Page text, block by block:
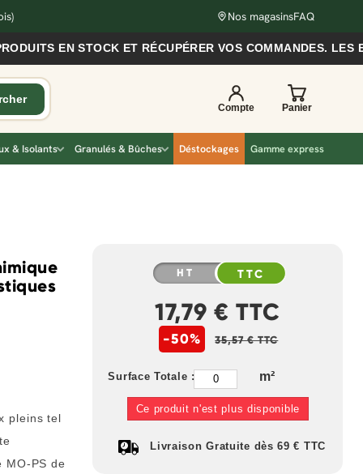
Nos magasinsFAQ
ET RÉCUPÉRER VOS COMMANDES. LES
& Isolants Granulés & Bûches Déstockages Gamme express
pleins tel
PS de
HT TTC
17,79 € TTC
-50% 35,57 € TTC
Surface Totale : m²
Ce produit n'est plus disponible
Livraison Gratuite dès 69 € TTC